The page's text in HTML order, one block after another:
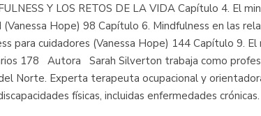
Y LOS RETOS DE LA VIDA Capítulo 4. El
Hope) 98 Capítulo 6. Mindfulness en las
para cuidadores (Vanessa Hope) 144 Capítulo 9.
178 Autora Sarah Silverton trabaja como
Norte. Experta terapeuta ocupacional y
físicas, incluidas enfermedades crónicas.